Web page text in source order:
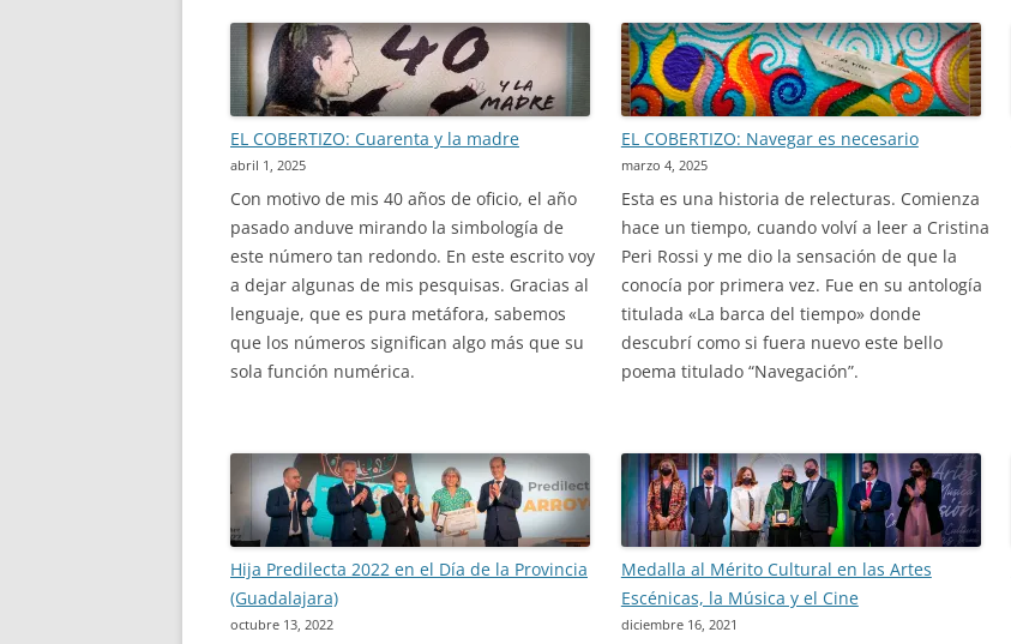
EL COBERTIZO: Cuarenta y la madre
abril 1, 2025
Con motivo de mis 40 años de oficio, el año
pasado anduve mirando la simbología de
este número tan redondo. En este escrito voy
a dejar algunas de mis pesquisas. Gracias al
lenguaje, que es pura metáfora, sabemos
que los números significan algo más que su
sola función numérica.
EL COBERTIZO: Navegar es necesario
marzo 4, 2025
Esta es una historia de relecturas. Comienza
hace un tiempo, cuando volví a leer a Cristina
Peri Rossi y me dio la sensación de que la
conocía por primera vez. Fue en su antología
titulada «La barca del tiempo» donde
descubrí como si fuera nuevo este bello
poema titulado “Navegación”.
Hija Predilecta 2022 en el Día de la Provincia
(Guadalajara)
octubre 13, 2022
Medalla al Mérito Cultural en las Artes
Escénicas, la Música y el Cine
diciembre 16, 2021